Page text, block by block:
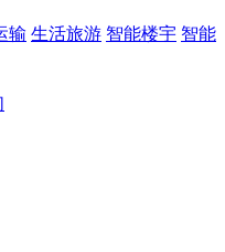
输 生活旅游 智能楼宇 智能